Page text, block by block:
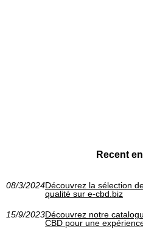
Recent
08/3/2024Découvrez la sélection
qualité sur e-cbd.biz
15/9/2023Découvrez notre
CBD pour une